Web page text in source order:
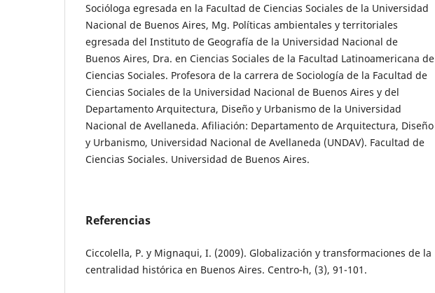
Socióloga egresada en la Facultad de Ciencias Sociales de la Universidad
Nacional de Buenos Aires, Mg. Políticas ambientales y territoriales
egresada del Instituto de Geografía de la Universidad Nacional de
Buenos Aires, Dra. en Ciencias Sociales de la Facultad Latinoamericana de
Ciencias Sociales. Profesora de la carrera de Sociología de la Facultad de
Ciencias Sociales de la Universidad Nacional de Buenos Aires y del
Departamento Arquitectura, Diseño y Urbanismo de la Universidad
Nacional de Avellaneda. Afiliación: Departamento de Arquitectura, Diseño
y Urbanismo, Universidad Nacional de Avellaneda (UNDAV). Facultad de
Ciencias Sociales. Universidad de Buenos Aires.
Referencias
Ciccolella, P. y Mignaqui, I. (2009). Globalización y transformaciones de la
centralidad histórica en Buenos Aires. Centro-h, (3), 91-101.